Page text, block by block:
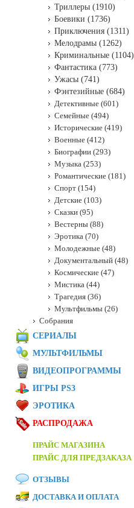
Триллеры (1910)
Боевики (1736)
Приключения (1311)
Мелодрамы (1262)
Криминальные (1104)
Фантастика (773)
Ужасы (741)
Фэнтезийные (684)
Детективные (601)
Семейные (494)
Исторические (419)
Военные (412)
Биографии (293)
Музыка (253)
Романтические (181)
Спорт (154)
Детские (103)
Сказки (95)
Вестерны (88)
Эротика (70)
Молодежные (48)
Документальный (48)
Космические (47)
Мистика (44)
Трагедия (36)
Мультфильмы (26)
Собрания
СЕРИАЛЫ
МУЛЬТФИЛЬМЫ
ВИДЕОПРОГРАММЫ
ИГРЫ PS3
ЭРОТИКА
РАСПРОДАЖА
ПРАЙС МАГАЗИНА
ПРАЙС ДЛЯ ПРЕДЗАКАЗА
ОТЗЫВЫ
ДОСТАВКА И ОПЛАТА